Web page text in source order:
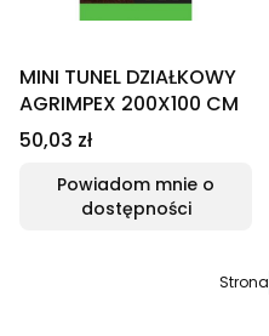
MINI TUNEL DZIAŁKOWY
AGRIMPEX 200X100 CM
Cena
50,03 zł
Powiadom mnie o
dostępności
Strona